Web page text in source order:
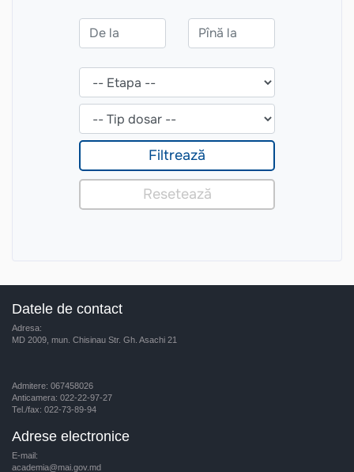
Datele de contact
Adresa:
MD 2009, mun. Chisinau Str. Gh. Asachi 21
Admitere: 067458026
Anticamera: 022-22-97-27
Tel./fax: 022-73-89-94
Adrese electronice
E-mail:
academia@mai.gov.md